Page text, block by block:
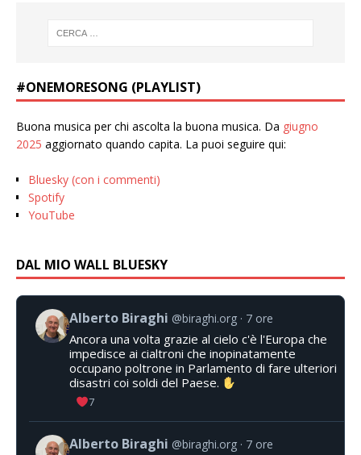
#ONEMORESONG (PLAYLIST)
Buona musica per chi ascolta la buona musica. Da giugno
2025 aggiornato quando capita. La puoi seguire qui:
Bluesky (con i commenti)
Spotify
YouTube
DAL MIO WALL BLUESKY
Alberto Biraghi @biraghi.org 7 ore
Ancora una volta grazie al cielo c'è l'Europa che
impedisce ai cialtroni che inopinatamente
occupano poltrone in Parlamento di fare ulteriori
disastri coi soldi del Paese.
7
Alberto Biraghi @biraghi.org 7 ore